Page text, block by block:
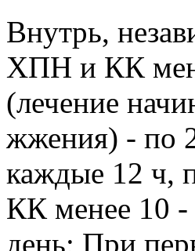
Внутрь,
ХПН и КК
(лечение
жжения) - по
каждые 12 ч,
КК менее 10 -
день; При